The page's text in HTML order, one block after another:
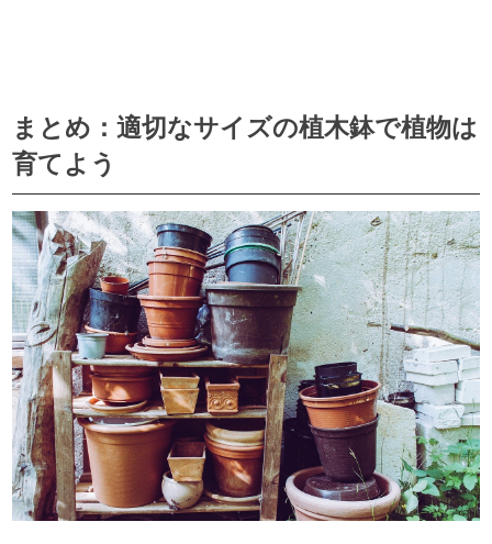
まとめ：適切なサイズの植木鉢で植物は
育てよう